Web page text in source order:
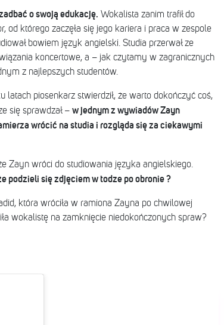
o swoją edukację. Wokalista zanim trafił do
od którego zaczęła się jego kariera i praca w zespole
bowiem język angielski. Studia przerwał ze
koncertowe, a – jak czytamy w zagranicznych
z najlepszych studentów.
latach piosenkarz stwierdził, że warto dokończyć coś,
się sprawdzał – w jednym z wywiadów Zayn
wrócić na studia i rozgląda się za ciekawymi
Zayn wróci do studiowania języka angielskiego.
podzieli się zdjęciem w todze po obronie ?
która wróciła w ramiona Zayna po chwilowej
wokalistę na zamknięcie niedokończonych spraw?